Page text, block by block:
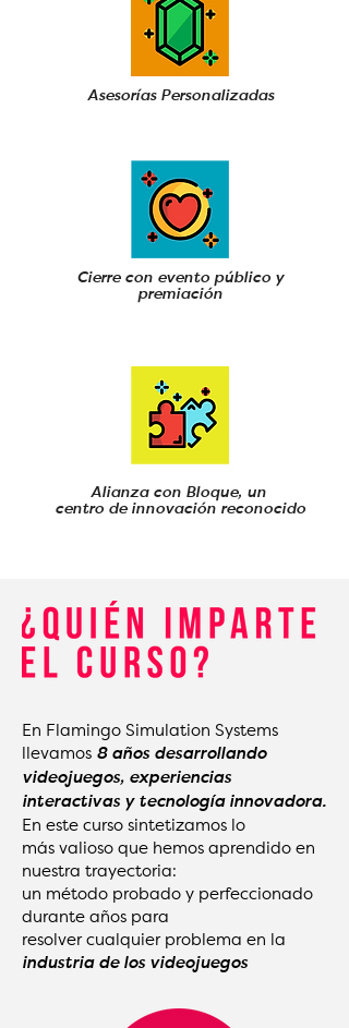
Asesorías Personalizadas
Cierre con evento público y
premiación
Alianza con Bloque, un
centro de innovación reconocido
En Flamingo Simulation Systems
llevamos 8 años desarrollando
videojuegos, experiencias
interactivas y tecnología innovadora.
En este curso sintetizamos lo
más valioso que hemos aprendido en
nuestra trayectoria:
un método probado y perfeccionado
durante años para
resolver cualquier problema en la
industria de los videojuegos